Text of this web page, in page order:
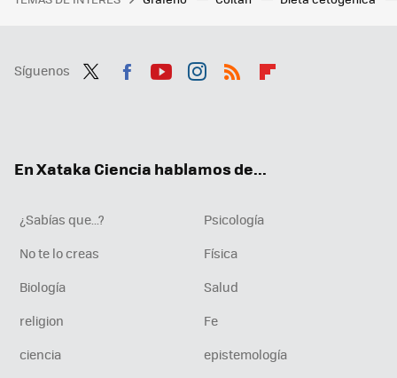
Síguenos
En Xataka Ciencia hablamos de...
¿Sabías que...?
Psicología
No te lo creas
Física
Biología
Salud
religion
Fe
ciencia
epistemología